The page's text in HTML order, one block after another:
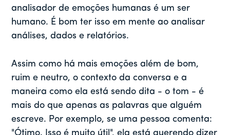
analisador de emoções humanas é um ser
humano. É bom ter isso em mente ao analisar
análises, dados e relatórios.
Assim como há mais emoções além de bom,
ruim e neutro, o contexto da conversa e a
maneira como ela está sendo dita - o tom - é
mais do que apenas as palavras que alguém
escreve. Por exemplo, se uma pessoa comenta: